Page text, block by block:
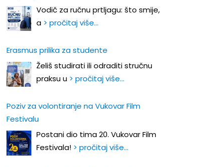
Vodič za ručnu prtljagu: što smije,
a > pročitaj više…
Erasmus prilika za studente
Želiš studirati ili odraditi stručnu
praksu u > pročitaj više…
Poziv za volontiranje na Vukovar Film
Festivalu
Postani dio tima 20. Vukovar Film
Festivala! > pročitaj više…